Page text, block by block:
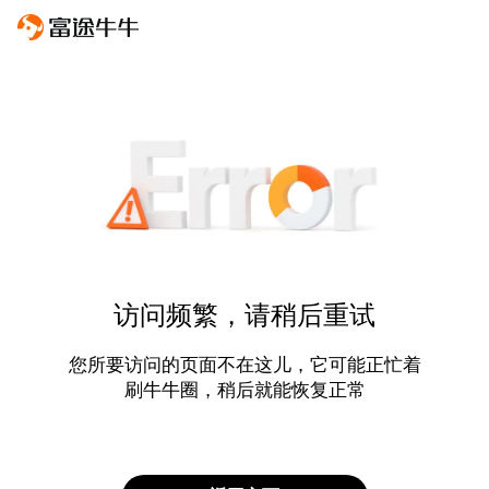
访问频繁，请稍后重试
您所要访问的页面不在这儿，它可能正忙着
刷牛牛圈，稍后就能恢复正常